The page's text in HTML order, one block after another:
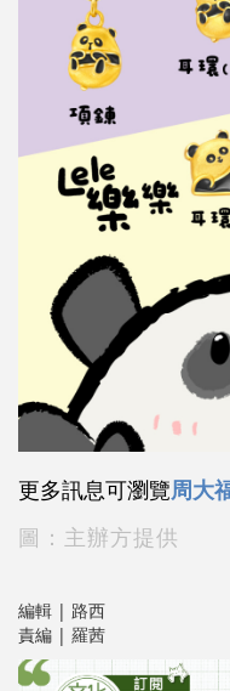
更多訊息可瀏覽周大
圖：主辦方提供
編輯 | 路西
責編 | 羅茜